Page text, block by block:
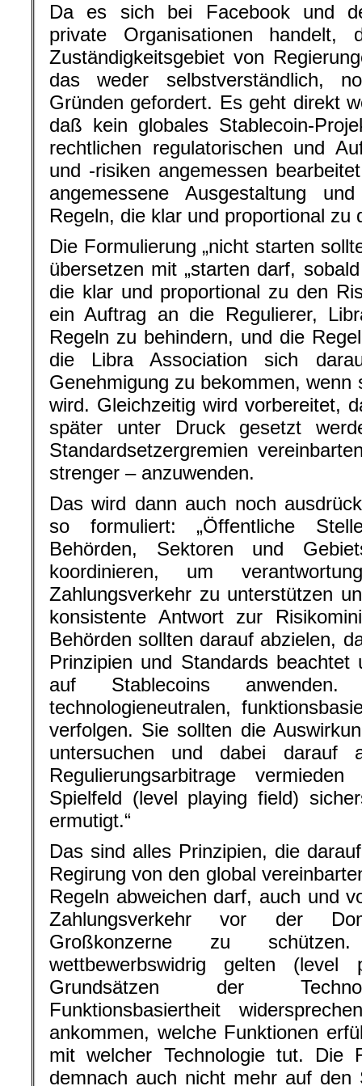
Da es sich bei Facebook und
private Organisationen handelt,
Zuständigkeitsgebiet von
das weder selbstverständlich,
Gründen gefordert. Es geht direkt
daß kein globales Stablecoin-
rechtlichen regulatorischen und
und -risiken angemessen
angemessene Ausgestaltung
Regeln, die klar und proportional zu
Die Formulierung „nicht starten
übersetzen mit „starten darf,
die klar und proportional zu den
ein Auftrag an die Regulierer,
Regeln zu behindern, und die
die Libra Association sich
Genehmigung zu bekommen,
wird. Gleichzeitig wird vorbereitet,
später unter Druck gesetzt
Standardsetzergremien
strenger – anzuwenden.
Das wird dann auch noch
so formuliert: „Öffentliche
Behörden, Sektoren und
koordinieren, um
Zahlungsverkehr zu unterstützen
konsistente Antwort zur
Behörden sollten darauf abzielen,
Prinzipien und Standards beachtet
auf Stablecoins
technologieneutralen,
verfolgen. Sie sollten die
untersuchen und dabei darauf
Regulierungsarbitrage
Spielfeld (level playing field)
ermutigt.“
Das sind alles Prinzipien, die
Regirung von den global
Regeln abweichen darf, auch und
Zahlungsverkehr vor der
Großkonzerne zu
wettbewerbswidrig gelten
Grundsätzen der
Funktionsbasiertheit
ankommen, welche Funktionen
mit welcher Technologie tut. Die
demnach auch nicht mehr auf den